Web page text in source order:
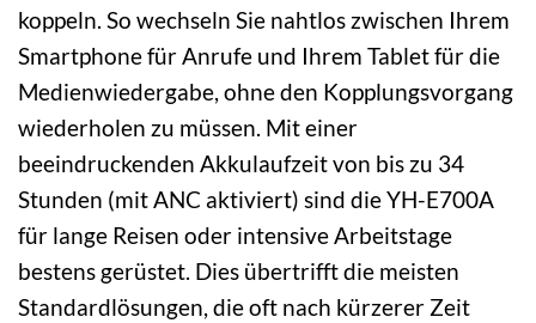
koppeln. So wechseln Sie nahtlos zwischen Ihrem
Smartphone für Anrufe und Ihrem Tablet für die
Medienwiedergabe, ohne den Kopplungsvorgang
wiederholen zu müssen. Mit einer
beeindruckenden Akkulaufzeit von bis zu 34
Stunden (mit ANC aktiviert) sind die YH-E700A
für lange Reisen oder intensive Arbeitstage
bestens gerüstet. Dies übertrifft die meisten
Standardlösungen, die oft nach kürzerer Zeit